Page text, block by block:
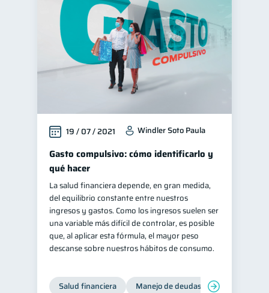
19 / 07 / 2021 Windler Soto Paula
Gasto compulsivo: cómo identificarlo y
qué hacer
La salud financiera depende, en gran medida,
del equilibrio constante entre nuestros
ingresos y gastos. Como los ingresos suelen ser
una variable más difícil de controlar, es posible
que, al aplicar esta fórmula, el mayor peso
descanse sobre nuestros hábitos de consumo.
Salud financiera Manejo de deudas